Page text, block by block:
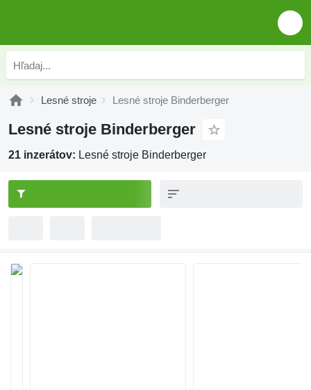
Lesné stroje Lesné stroje Binderberger
Lesné stroje Binderberger
21 inzerátov: Lesné stroje Binderberger